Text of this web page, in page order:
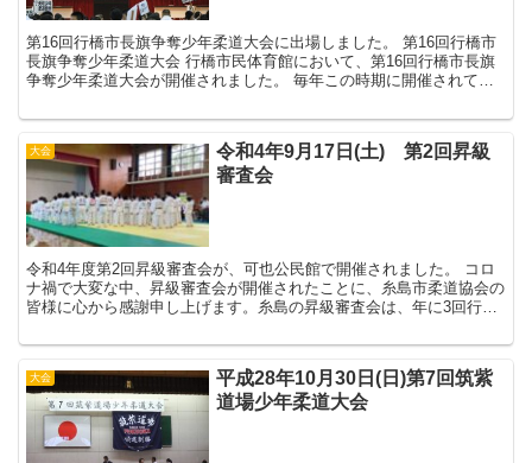
第16回行橋市長旗争奪少年柔道大会に出場しました。 第16回行橋市
長旗争奪少年柔道大会 行橋市民体育館において、第16回行橋市長旗
争奪少年柔道大会が開催されました。 毎年この時期に開催されてい
大会
令和4年9月17日(土) 第2回昇級
審査会
令和4年度第2回昇級審査会が、可也公民館で開催されました。 コロ
ナ禍で大変な中、昇級審査会が開催されたことに、糸島市柔道協会の
皆様に心から感謝申し上げます。糸島の昇級審査会は、年に3回行わ
大会
平成28年10月30日(日)第7回筑紫
道場少年柔道大会